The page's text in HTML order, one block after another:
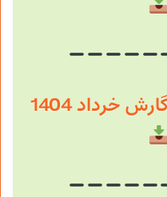
خرداد 1404